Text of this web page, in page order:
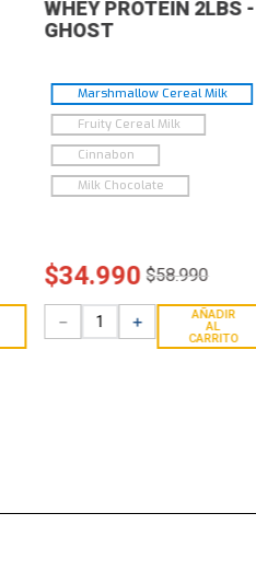
WHEY PROTEIN 2LBS -
GHOST
Marshmallow Cereal Milk
Fruity Cereal Milk
Cinnabon
Milk Chocolate
$34.990 $58.990
＋
－
AÑADIR
AL
CARRITO